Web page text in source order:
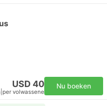
USD 40
per volwassene
Nu boeken